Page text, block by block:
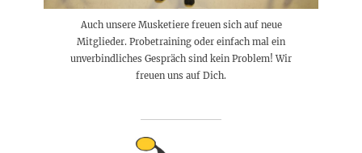
Auch unsere Musketiere freuen sich auf neue
Mitglieder. Probetraining oder einfach mal ein
unverbindliches Gespräch sind kein Problem! Wir
freuen uns auf Dich.